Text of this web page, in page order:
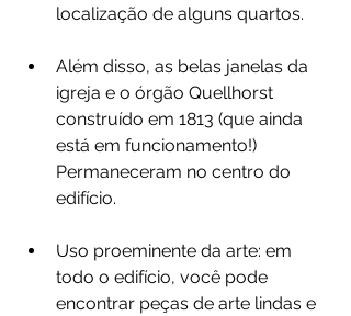
localização de alguns quartos.
Além disso, as belas janelas da
igreja e o órgão Quellhorst
construído em 1813 (que ainda
está em funcionamento!)
Permaneceram no centro do
edifício.
Uso proeminente da arte: em
todo o edifício, você pode
encontrar peças de arte lindas e